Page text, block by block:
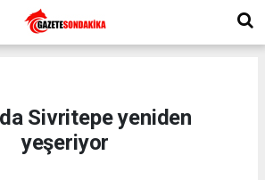
Sivritepe yeniden
yeşeriyor